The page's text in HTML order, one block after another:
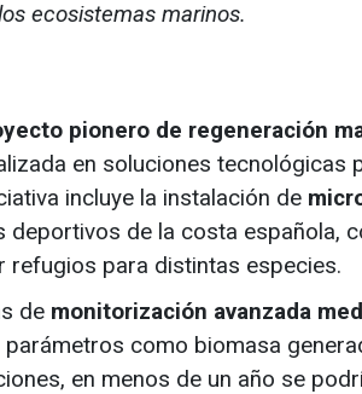
ecosistemas marinos.
pionero de regeneración
en soluciones tecnológicas
incluye la instalación de
de la costa española,
refugios para distintas especies.
de monitorización avanzada
como biomasa
en menos de un año se